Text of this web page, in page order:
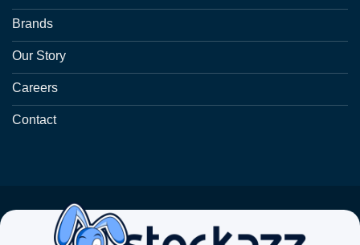
Brands
Our Story
Careers
Contact